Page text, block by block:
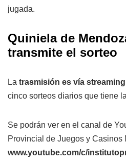
jugada.
Quiniela de
transmite el sorteo
La trasmisión es vía streaming
cinco sorteos diarios que tiene
Se podrán ver en el canal de
Provincial de Juegos y Casinos
www.youtube.com/c/